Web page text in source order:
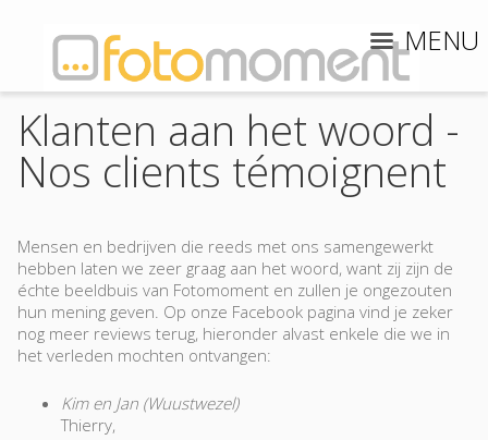
MENU
Klanten aan het woord -
Nos clients témoignent
Mensen en bedrijven die reeds met ons samengewerkt
hebben laten we zeer graag aan het woord, want zij zijn de
échte beeldbuis van Fotomoment en zullen je ongezouten
hun mening geven. Op onze Facebook pagina vind je zeker
nog meer reviews terug, hieronder alvast enkele die we in
het verleden mochten ontvangen:
Kim en Jan (Wuustwezel)
Thierry,